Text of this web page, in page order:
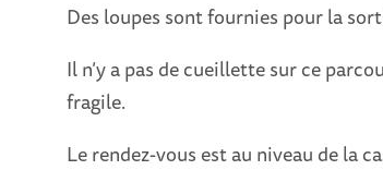
Des loupes sont fournies pour la
Il n’y a pas de cueillette sur ce
fragile.
Le rendez-vous est au niveau de la